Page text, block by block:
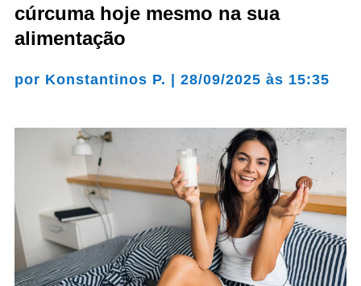
cúrcuma hoje mesmo na sua
alimentação
por Konstantinos P. | 28/09/2025 às 15:35